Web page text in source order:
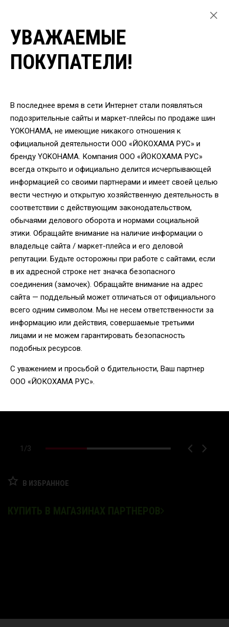
ЗИМНИЕ ШИНЫ YOKOHAMA ДЛЯ ЛЕГКОВЫХ АВТОМОБИЛЕЙ
ВЕРНУТЬСЯ
Шины Yokohama G075
295/35 R21 107Q
1 /3
В ИЗБРАННОЕ
КУПИТЬ В МАГАЗИНАХ ПАРТНЕРОВ
УВАЖАЕМЫЕ
ПОКУПАТЕЛИ!
В последнее время в сети Интернет стали появляться
подозрительные сайты и маркет-плейсы по продаже шин
YOKOHAMA, не имеющие никакого отношения к
официальной деятельности ООО «ЙОКОХАМА РУС» и
бренду YOKOHAMA. Компания ООО «ЙОКОХАМА РУС»
всегда открыто и официально делится исчерпывающей
информацией со своими партнерами и имеет своей целью
вести честную и открытую хозяйственную деятельность в
соответствии с действующим законодательством,
обычаями делового оборота и нормами социальной
этики. Обращайте внимание на наличие информации о
владельце сайта / маркет-плейса и его деловой
репутации. Будьте осторожны при работе с сайтами, если
в их адресной строке нет значка безопасного
соединения (замочек). Обращайте внимание на адрес
сайта — поддельный может отличаться от официального
всего одним символом. Мы не несем ответственности за
информацию или действия, совершаемые третьими
лицами и не можем гарантировать безопасность
подобных ресурсов.
С уважением и просьбой о бдительности, Ваш партнер
ООО «ЙОКОХАМА РУС».